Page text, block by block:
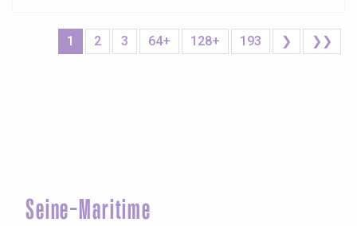
1 2 3 64+ 128+ 193 ❯ ❯❯
Seine-Maritime